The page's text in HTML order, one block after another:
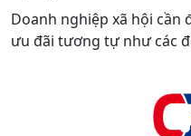
Doanh nghiệp xã hội cần
ưu đãi tương tự như các